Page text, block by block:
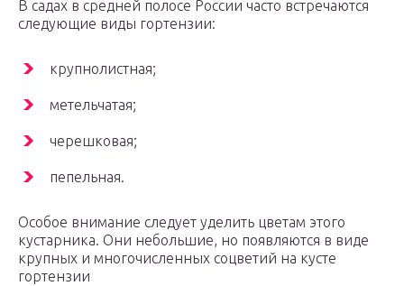
В садах в средней полосе России часто встречаются
следующие виды гортензии:
крупнолистная;
метельчатая;
черешковая;
пепельная.
Особое внимание следует уделить цветам этого
кустарника. Они небольшие, но появляются в виде
крупных и многочисленных соцветий на кусте
гортензии